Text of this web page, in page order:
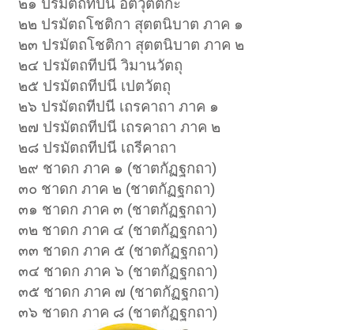
๒๑ ปรมัตถทีปนี อิติวุตตกะ
๒๒ ปรมัตถโชติกา สุตตนิบาต ภาค ๑
๒๓ ปรมัตถโชติกา สุตตนิบาต ภาค ๒
๒๔ ปรมัตถทีปนี วิมานวัตถุ
๒๕ ปรมัตถทีปนี เปตวัตถุ
๒๖ ปรมัตถทีปนี เถรคาถา ภาค ๑
๒๗ ปรมัตถทีปนี เถรคาถา ภาค ๒
๒๘ ปรมัตถทีปนี เถรีคาถา
๒๙ ชาดก ภาค ๑ (ชาตกัฏฐกถา)
๓๐ ชาดก ภาค ๒ (ชาตกัฏฐกถา)
๓๑ ชาดก ภาค ๓ (ชาตกัฏฐกถา)
๓๒ ชาดก ภาค ๔ (ชาตกัฏฐกถา)
๓๓ ชาดก ภาค ๕ (ชาตกัฏฐกถา)
๓๔ ชาดก ภาค ๖ (ชาตกัฏฐกถา)
๓๕ ชาดก ภาค ๗ (ชาตกัฏฐกถา)
๓๖ ชาดก ภาค ๘ (ชาตกัฏฐกถา)